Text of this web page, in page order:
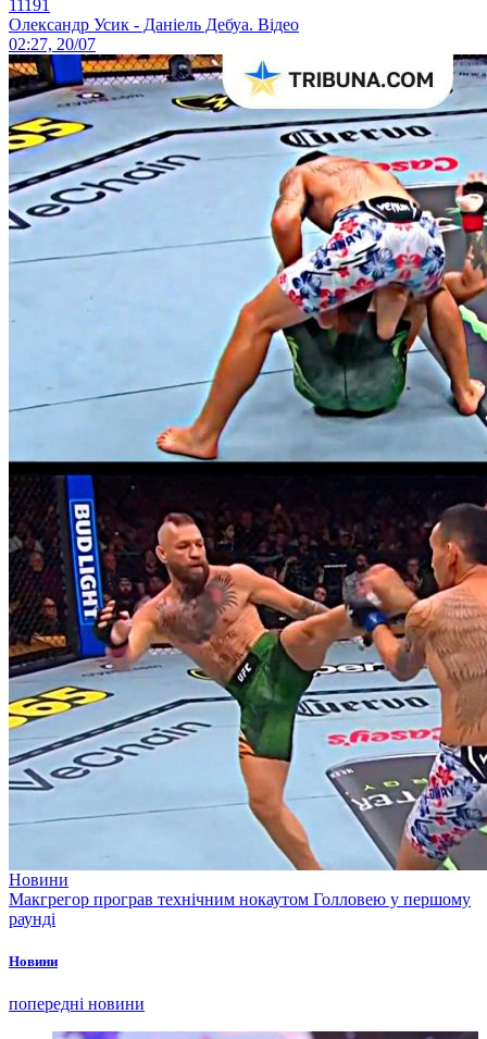
11191
Олександр Усик - Даніель Дебуа. Відео
02:27, 20/07
Новини
Макгрегор програв технічним нокаутом Голловею у першому
раунді
Новини
попередні новини